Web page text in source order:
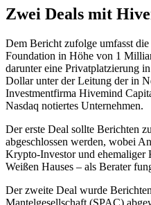
Zwei Deals mit
Dem Bericht zufolge umfasst
Foundation in Höhe von 1
darunter eine Privatplatzierung
Dollar unter der Leitung der in
Investmentfirma Hivemind
Nasdaq notiertes Unternehmen.
Der erste Deal sollte Berichten
abgeschlossen werden, wobei
Krypto-Investor und ehemaliger
Weißen Hauses – als Berater
Der zweite Deal wurde
Mantelgesellschaft (SPAC)